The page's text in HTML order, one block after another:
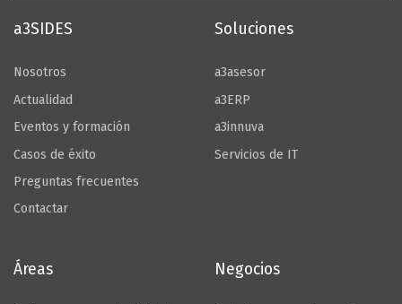
a3SIDES
Nosotros
Actualidad
Eventos y formación
Casos de éxito
Preguntas frecuentes
Contactar
Soluciones
a3asesor
a3ERP
a3innuva
Servicios de IT
Áreas Negocios